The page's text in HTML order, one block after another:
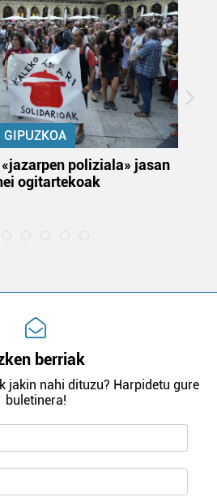
GIPUZKOA
poliziala» jasan
ogitartekoak
berriak
jakin nahi dituzu? Harpidetu gure
buletinera!